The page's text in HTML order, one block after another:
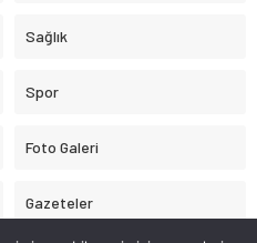
Sağlık
Spor
Foto Galeri
Gazeteler